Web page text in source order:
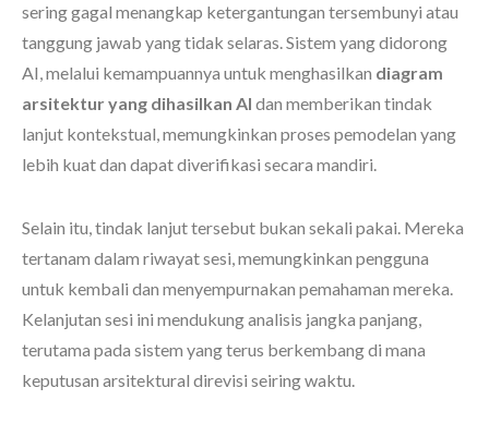
sering gagal menangkap ketergantungan tersembunyi atau
tanggung jawab yang tidak selaras. Sistem yang didorong
AI, melalui kemampuannya untuk menghasilkan diagram
arsitektur yang dihasilkan AI dan memberikan tindak
lanjut kontekstual, memungkinkan proses pemodelan yang
lebih kuat dan dapat diverifikasi secara mandiri.
Selain itu, tindak lanjut tersebut bukan sekali pakai. Mereka
tertanam dalam riwayat sesi, memungkinkan pengguna
untuk kembali dan menyempurnakan pemahaman mereka.
Kelanjutan sesi ini mendukung analisis jangka panjang,
terutama pada sistem yang terus berkembang di mana
keputusan arsitektural direvisi seiring waktu.